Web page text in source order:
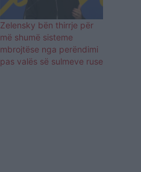
Zelensky bën thirrje për
më shumë sisteme
mbrojtëse nga perëndimi
pas valës së sulmeve ruse